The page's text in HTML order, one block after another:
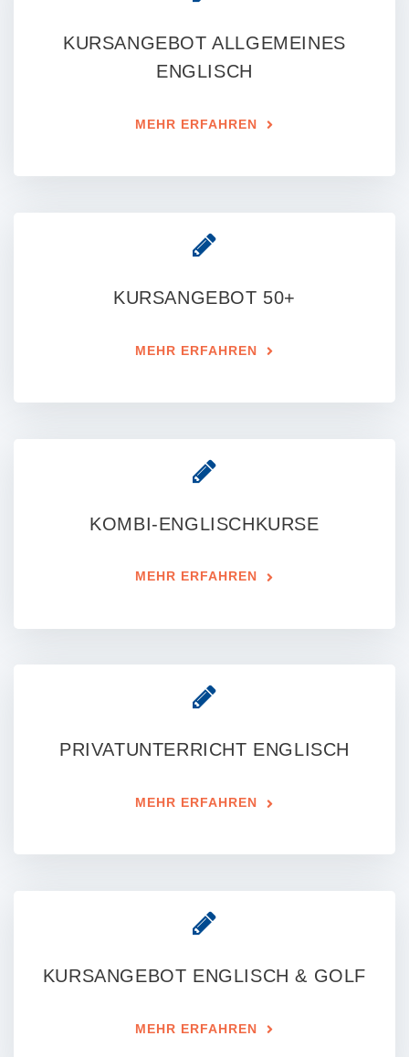
KURSANGEBOT ALLGEMEINES
ENGLISCH
MEHR ERFAHREN
KURSANGEBOT 50+
MEHR ERFAHREN
KOMBI-ENGLISCHKURSE
MEHR ERFAHREN
PRIVATUNTERRICHT ENGLISCH
MEHR ERFAHREN
KURSANGEBOT ENGLISCH & GOLF
MEHR ERFAHREN